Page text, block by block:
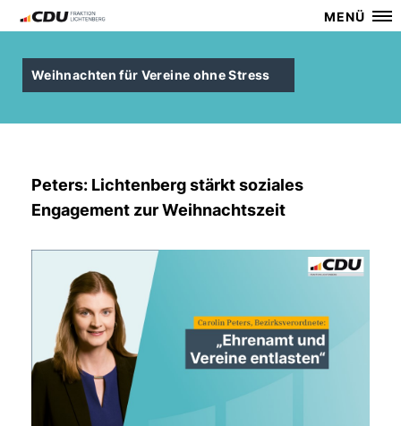
MENÜ
Weihnachten für Vereine ohne Stress
Peters: Lichtenberg stärkt soziales
Engagement zur Weihnachtszeit